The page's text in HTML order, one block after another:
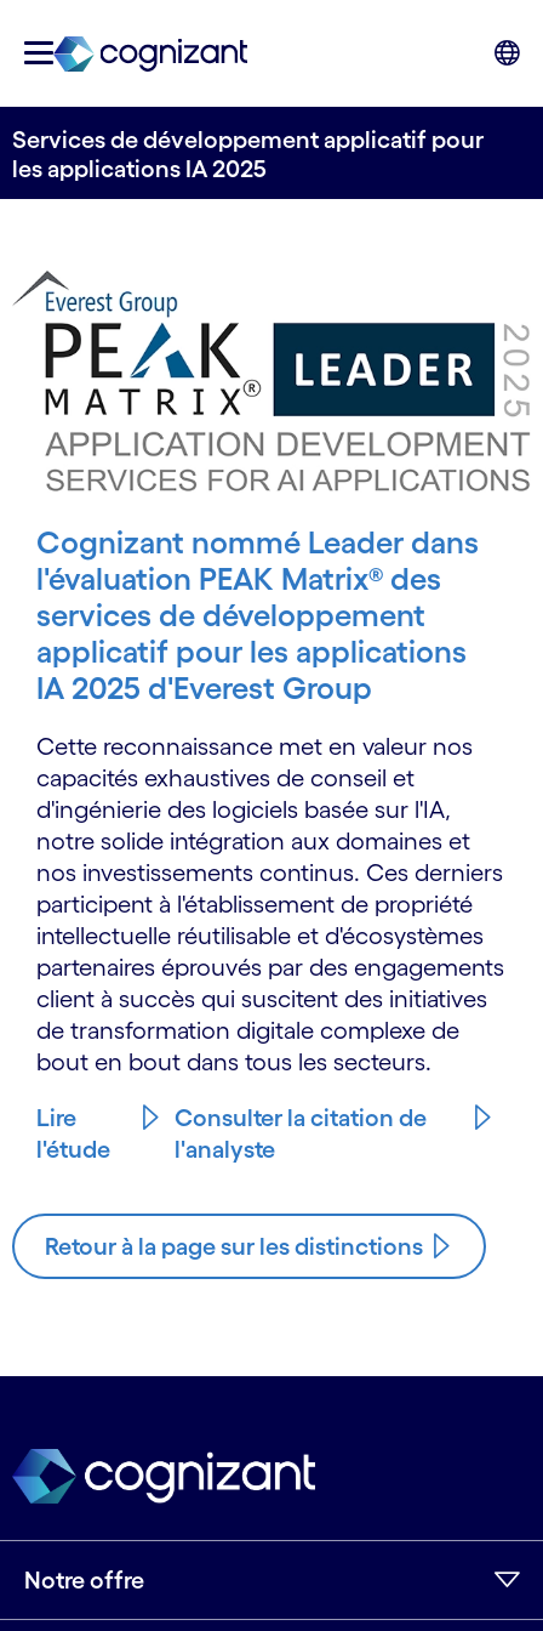
Services de développement applicatif pour
les applications IA 2025
Cognizant nommé Leader dans
l'évaluation PEAK Matrix® des
services de développement
applicatif pour les applications
IA 2025 d'Everest Group
Cette reconnaissance met en valeur nos
capacités exhaustives de conseil et
d'ingénierie des logiciels basée sur l'IA,
notre solide intégration aux domaines et
nos investissements continus. Ces derniers
participent à l'établissement de propriété
intellectuelle réutilisable et d'écosystèmes
partenaires éprouvés par des engagements
client à succès qui suscitent des initiatives
de transformation digitale complexe de
bout en bout dans tous les secteurs.
Lire
l'étude
Consulter la citation de
l'analyste
Retour à la page sur les distinctions
Notre offre